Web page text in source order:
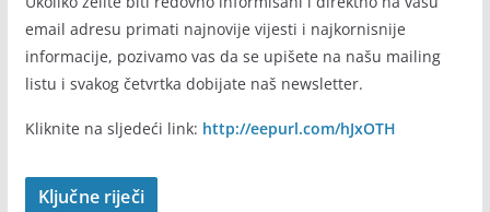
email adresu primati najnovije vijesti i najkornisnije
informacije, pozivamo vas da se upišete na našu mailing
listu i svakog četvrtka dobijate naš newsletter.
Kliknite na sljedeći link: http://eepurl.com/hJxOTH
Ključne riječi